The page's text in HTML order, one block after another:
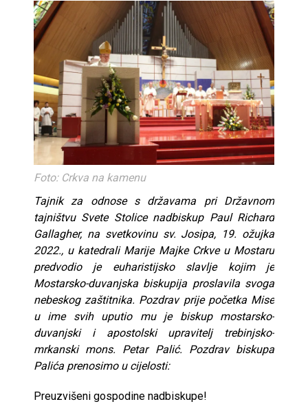
Foto: Crkva na kamenu
Tajnik za odnose s državama pri Državnom
tajništvu Svete Stolice nadbiskup Paul Richard
Gallagher, na svetkovinu sv. Josipa, 19. ožujka
2022., u katedrali Marije Majke Crkve u Mostaru
predvodio je euharistijsko slavlje kojim je
Mostarsko-duvanjska biskupija proslavila svoga
nebeskog zaštitnika. Pozdrav prije početka Mise
u ime svih uputio mu je biskup mostarsko-
duvanjski i apostolski upravitelj trebinjsko-
mrkanski mons. Petar Palić. Pozdrav biskupa
Palića prenosimo u cijelosti:
Preuzvišeni gospodine nadbiskupe!